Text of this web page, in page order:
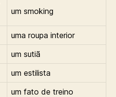
um smoking
uma roupa interior
um sutiã
um estilista
um fato de treino